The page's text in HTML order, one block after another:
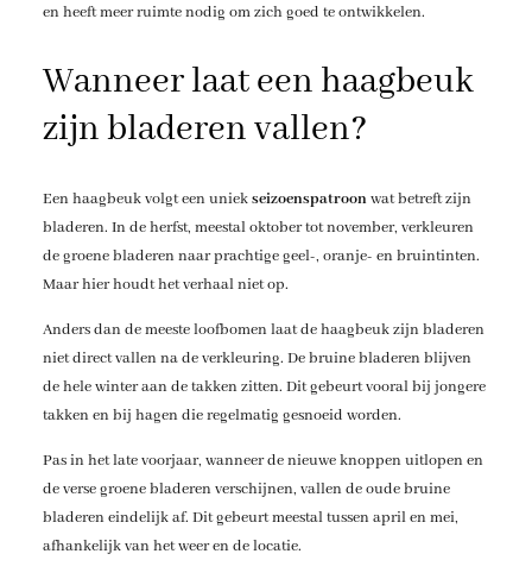
en heeft meer ruimte nodig om zich goed te ontwikkelen.
Wanneer laat een haagbeuk
zijn bladeren vallen?
Een haagbeuk volgt een uniekseizoenspatroonwat betreft zijn
bladeren. In de herfst, meestal oktober tot november, verkleuren
de groene bladeren naar prachtige geel-, oranje- en bruintinten.
Maar hier houdt het verhaal niet op.
Anders dan de meeste loofbomen laat de haagbeuk zijn bladeren
niet direct vallen na de verkleuring. De bruine bladeren blijven
de hele winter aan de takken zitten. Dit gebeurt vooral bij jongere
takken en bij hagen die regelmatig gesnoeid worden.
Pas in het late voorjaar, wanneer de nieuwe knoppen uitlopen en
de verse groene bladeren verschijnen, vallen de oude bruine
bladeren eindelijk af. Dit gebeurt meestal tussen april en mei,
afhankelijk van het weer en de locatie.